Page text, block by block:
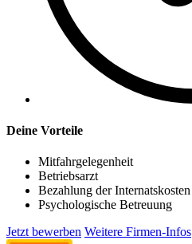
Deine Vorteile
Mitfahrgelegenheit
Betriebsarzt
Bezahlung der Internatskosten
Psychologische Betreuung
Jetzt bewerben Weitere Firmen-Infos